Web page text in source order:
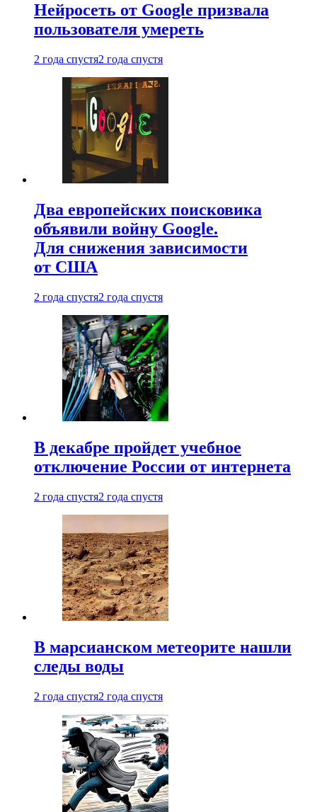
Нейросеть от Google призвала
пользователя умереть
2 года спустя2 года спустя
Два европейских поисковика
объявили войну Google.
Для снижения зависимости
от США
2 года спустя2 года спустя
В декабре пройдет учебное
отключение России от интернета
2 года спустя2 года спустя
В марсианском метеорите нашли
следы воды
2 года спустя2 года спустя